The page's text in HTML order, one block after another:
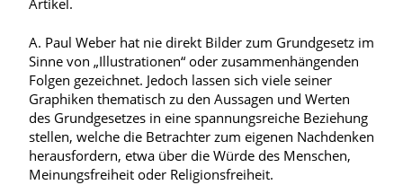
Artikel.
A. Paul Weber hat nie direkt Bilder zum Grundgesetz im
Sinne von „Illustrationen“ oder zusammenhängenden
Folgen gezeichnet. Jedoch lassen sich viele seiner
Graphiken thematisch zu den Aussagen und Werten
des Grundgesetzes in eine spannungsreiche Beziehung
stellen, welche die Betrachter zum eigenen Nachdenken
herausfordern, etwa über die Würde des Menschen,
Meinungsfreiheit oder Religionsfreiheit.